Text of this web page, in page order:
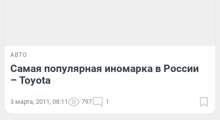
АВТО
Самая популярная иномарка в России
– Toyota
3 марта, 2011, 08:11 797 1